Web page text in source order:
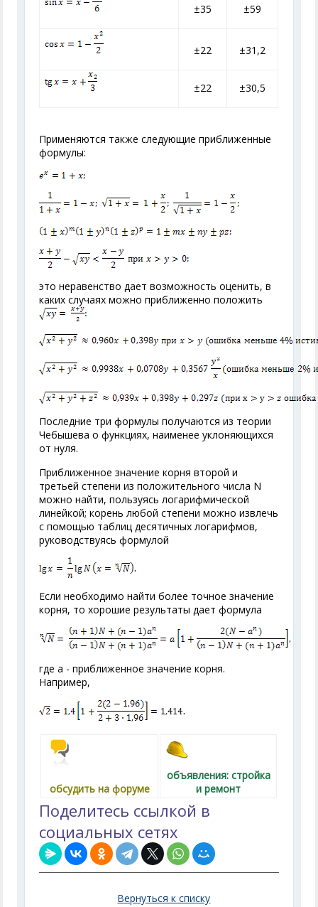
±35 ±59
±22 ±31,2
±22 ±30,5
Применяются также следующие приближенные
формулы:
это неравенство дает возможность оценить, в
каких случаях можно приближенно положить
Последние три формулы получаются из теории
Чебышева о функциях, наименее уклоняющихся
от нуля.
Приближенное значение корня второй и
третьей степени из положительного числа N
можно найти, пользуясь логарифмической
линейкой; корень любой степени можно извлечь
с помощью таблиц десятичных логарифмов,
руководствуясь формулой
Если необходимо найти более точное значение
корня, то хорошие результаты дает формула
где а - приближенное значение корня.
Например,
обсудить на форуме
объявления: стройка
и ремонт
Поделитесь ссылкой в
социальных сетях
Вернуться к списку